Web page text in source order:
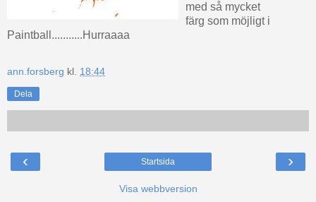
med så mycket
färg som möjligt i
Paintball...........Hurraaaa
ann.forsberg kl. 18:44
Dela
‹ ›
Startsida
Visa webbversion